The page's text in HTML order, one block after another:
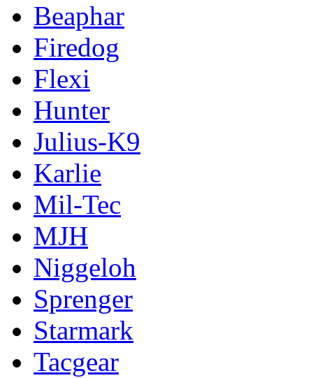
Beaphar
Firedog
Flexi
Hunter
Julius-K9
Karlie
Mil-Tec
MJH
Niggeloh
Sprenger
Starmark
Tacgear